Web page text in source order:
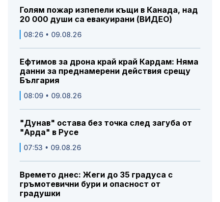
Голям пожар изпепели къщи в Канада, над
20 000 души са евакуирани (ВИДЕО)
08:26 • 09.08.26
Ефтимов за дрона край край Кардам: Няма
данни за преднамерени действия срещу
България
08:09 • 09.08.26
"Дунав" остава без точка след загуба от
"Арда" в Русе
07:53 • 09.08.26
Времето днес: Жеги до 35 градуса с
гръмотевични бури и опасност от
градушки